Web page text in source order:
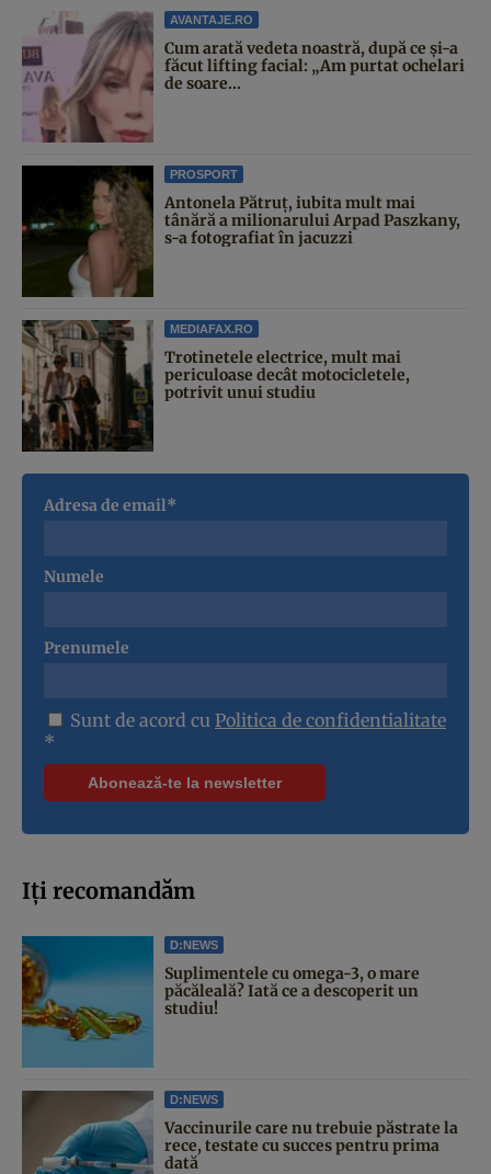
AVANTAJE.RO
Cum arată vedeta noastră, după ce și-a
făcut lifting facial: „Am purtat ochelari
de soare...
PROSPORT
Antonela Pătruț, iubita mult mai
tânără a milionarului Arpad Paszkany,
s-a fotografiat în jacuzzi
MEDIAFAX.RO
Trotinetele electrice, mult mai
periculoase decât motocicletele,
potrivit unui studiu
Adresa de email*
Numele
Prenumele
Sunt de acord cu Politica de confidentialitate
*
Iți recomandăm
D:NEWS
Suplimentele cu omega-3, o mare
păcăleală? Iată ce a descoperit un
studiu!
D:NEWS
Vaccinurile care nu trebuie păstrate la
rece, testate cu succes pentru prima
dată